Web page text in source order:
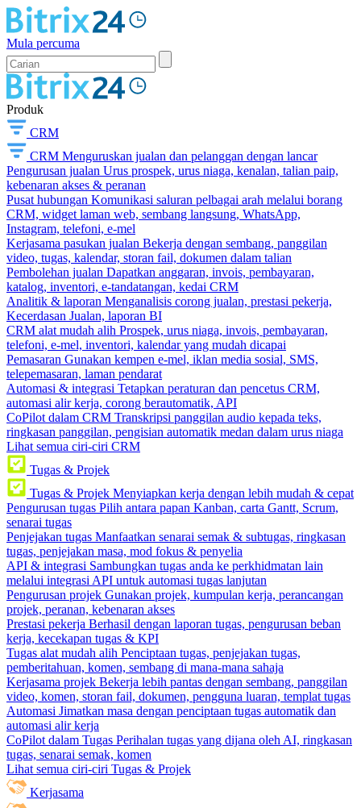
Mula percuma
Produk
CRM
CRM Menguruskan jualan dan pelanggan dengan lancar
Pengurusan jualan Urus prospek, urus niaga, kenalan, talian paip,
kebenaran akses & peranan
Pusat hubungan Komunikasi saluran pelbagai arah melalui borang
CRM, widget laman web, sembang langsung, WhatsApp,
Instagram, telefoni, e-mel
Kerjasama pasukan jualan Bekerja dengan sembang, panggilan
video, tugas, kalendar, storan fail, dokumen dalam talian
Pembolehan jualan Dapatkan anggaran, invois, pembayaran,
katalog, inventori, e-tandatangan, kedai CRM
Analitik & laporan Menganalisis corong jualan, prestasi pekerja,
Kecerdasan Jualan, laporan BI
CRM alat mudah alih Prospek, urus niaga, invois, pembayaran,
telefoni, e-mel, inventori, kalendar yang mudah dicapai
Pemasaran Gunakan kempen e-mel, iklan media sosial, SMS,
telepemasaran, laman pendarat
Automasi & integrasi Tetapkan peraturan dan pencetus CRM,
automasi alir kerja, corong berautomatik, API
CoPilot dalam CRM Transkripsi panggilan audio kepada teks,
ringkasan panggilan, pengisian automatik medan dalam urus niaga
Lihat semua ciri-ciri CRM
Tugas & Projek
Tugas & Projek Menyiapkan kerja dengan lebih mudah & cepat
Pengurusan tugas Pilih antara papan Kanban, carta Gantt, Scrum,
senarai tugas
Penjejakan tugas Manfaatkan senarai semak & subtugas, ringkasan
tugas, penjejakan masa, mod fokus & penyelia
API & integrasi Sambungkan tugas anda ke perkhidmatan lain
melalui integrasi API untuk automasi tugas lanjutan
Pengurusan projek Gunakan projek, kumpulan kerja, perancangan
projek, peranan, kebenaran akses
Prestasi pekerja Berhasil dengan laporan tugas, pengurusan beban
kerja, kecekapan tugas & KPI
Tugas alat mudah alih Penciptaan tugas, penjejakan tugas,
pemberitahuan, komen, sembang di mana-mana sahaja
Kerjasama projek Bekerja lebih pantas dengan sembang, panggilan
video, komen, storan fail, dokumen, pengguna luaran, templat tugas
Automasi Jimatkan masa dengan penciptaan tugas automatik dan
automasi alir kerja
CoPilot dalam Tugas Perihalan tugas yang dijana oleh AI, ringkasan
tugas, senarai semak, komen
Lihat semua ciri-ciri Tugas & Projek
Kerjasama